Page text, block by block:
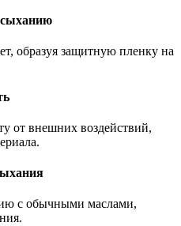
образуя защитную пленку на
от внешних воздействий,
с обычными маслами,